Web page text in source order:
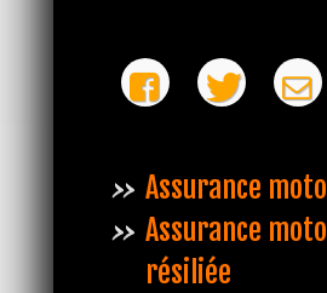
Assurance moto
Assurance moto
résiliée